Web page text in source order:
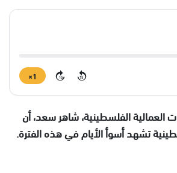
15
15
1×
العمالية الفلسطينية، شاهر سعد، أن
تشهد أسوأ الأيام في هذه الفترة.